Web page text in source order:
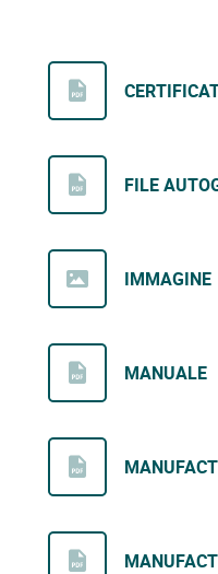
FILE
IMMAGINE
MANUALE